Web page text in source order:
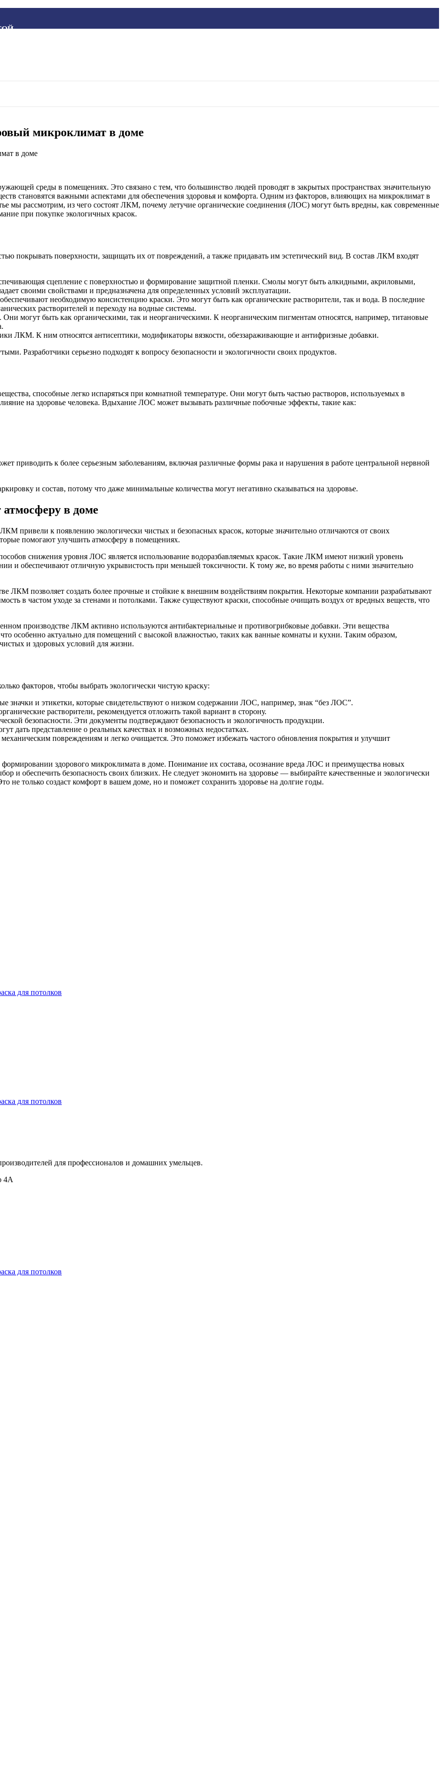
микроклимат в доме
среды в помещениях. Это связано с тем, что большинство людей проводят в закрытых пространствах значительную
становятся важными аспектами для обеспечения здоровья и комфорта. Одним из факторов, влияющих на микроклимат в
мы рассмотрим, из чего состоят ЛКМ, почему летучие органические соединения (ЛОС) могут быть вредны, как современные
при покупке экологичных красок.
покрывать поверхности, защищать их от повреждений, а также придавать им эстетический вид. В состав ЛКМ входят
сцепление с поверхностью и формирование защитной пленки. Смолы могут быть алкидными, акриловыми,
своими свойствами и предназначена для определенных условий эксплуатации.
необходимую консистенцию краски. Это могут быть как органические растворители, так и вода. В последние
растворителей и переходу на водные системы.
могут быть как органическими, так и неорганическими. К неорганическим пигментам относятся, например, титановые
ЛКМ. К ним относятся антисептики, модификаторы вязкости, обеззараживающие и антифризные добавки.
Разработчики серьезно подходят к вопросу безопасности и экологичности своих продуктов.
способные легко испаряться при комнатной температуре. Они могут быть частью растворов, используемых в
на здоровье человека. Вдыхание ЛОС может вызывать различные побочные эффекты, такие как:
приводить к более серьезным заболеваниям, включая различные формы рака и нарушения в работе центральной нервной
и состав, потому что даже минимальные количества могут негативно сказываться на здоровье.
в доме
привели к появлению экологически чистых и безопасных красок, которые значительно отличаются от своих
помогают улучшить атмосферу в помещениях.
снижения уровня ЛОС является использование водоразбавляемых красок. Такие ЛКМ имеют низкий уровень
и обеспечивают отличную укрывистость при меньшей токсичности. К тому же, во время работы с ними значительно
ЛКМ позволяет создать более прочные и стойкие к внешним воздействиям покрытия. Некоторые компании разрабатывают
в частом уходе за стенами и потолками. Также существуют краски, способные очищать воздух от вредных веществ, что
производстве ЛКМ активно используются антибактериальные и противогрибковые добавки. Эти вещества
особенно актуально для помещений с высокой влажностью, таких как ванные комнаты и кухни. Таким образом,
и здоровых условий для жизни.
факторов, чтобы выбрать экологически чистую краску:
значки и этикетки, которые свидетельствуют о низком содержании ЛОС, например, знак “без ЛОС”.
растворители, рекомендуется отложить такой вариант в сторону.
безопасности. Эти документы подтверждают безопасность и экологичность продукции.
дать представление о реальных качествах и возможных недостатках.
механическим повреждениям и легко очищается. Это поможет избежать частого обновления покрытия и улучшит
здорового микроклимата в доме. Понимание их состава, осознание вреда ЛОС и преимущества новых
и обеспечить безопасность своих близких. Не следует экономить на здоровье — выбирайте качественные и экологически
только создаст комфорт в вашем доме, но и поможет сохранить здоровье на долгие годы.
для потолков
для потолков
для профессионалов и домашних умельцев.
4А
для потолков